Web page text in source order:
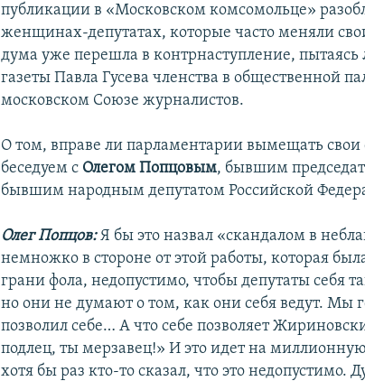
публикации в «Московском комсомольце»
женщинах-депутатах, которые часто меняли
дума уже перешла в контрнаступление, пытаясь
газеты Павла Гусева членства в общественной
московском Союзе журналистов.
О том, вправе ли парламентарии вымещать
беседуем с Олегом Попцовым, бывшим
бывшим народным депутатом Российской
Олег Попцов:Я бы это назвал «скандалом в
немножко в стороне от этой работы, которая
грани фола, недопустимо, чтобы депутаты себя
но они не думают о том, как они себя ведут. Мы
позволил себе… А что себе позволяет
подлец, ты мерзавец!» И это идет на
хотя бы раз кто-то сказал, что это недопустимо.